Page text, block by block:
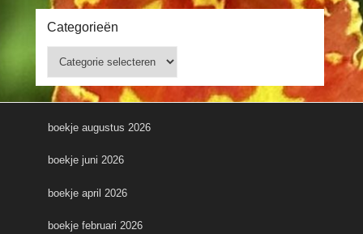
Categorieën
boekje augustus 2026
boekje juni 2026
boekje april 2026
boekje februari 2026